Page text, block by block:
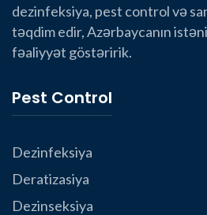
dezinfeksiya, pest control və
təqdim edir, Azərbaycanın
fəaliyyət göstəririk.
Pest Control
Dezinfeksiya
Deratizasiya
Dezinseksiya